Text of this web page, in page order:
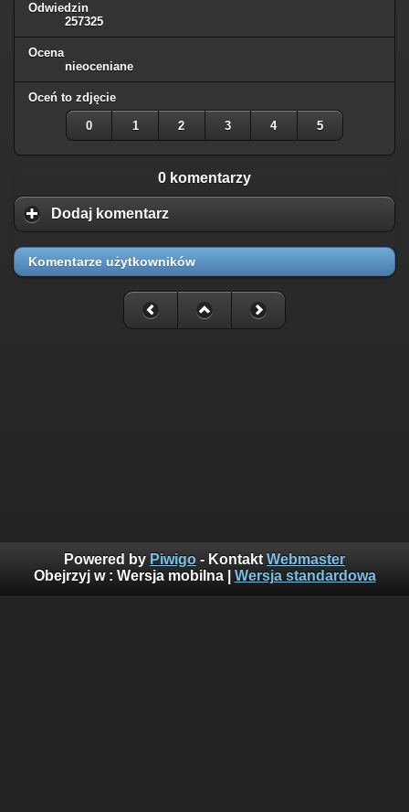
Odwiedzin
257325
Ocena
nieoceniane
Oceń to zdjęcie
0 1 2 3 4 5
0 komentarzy
Dodaj komentarz
Komentarze użytkowników
Powered by Piwigo - Kontakt Webmaster
Obejrzyj w : Wersja mobilna| Wersja standardowa